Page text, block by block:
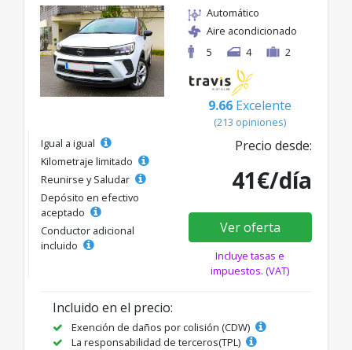
Automático
Aire acondicionado
5
4 2
9.66 Excelente
(213 opiniones)
Igual a igual
Kilometraje limitado
Reunirse y Saludar
Depósito en efectivo
aceptado
Conductor adicional
incluido
Precio desde:
41€/día
Ver oferta
Incluye tasas e
impuestos. (VAT)
Incluido en el precio:
Exención de daños por colisión (CDW)
La responsabilidad de terceros(TPL)